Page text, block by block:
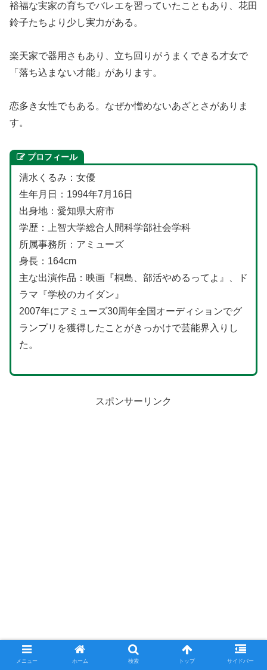
裕福な実家の育ちでバレエを習っていたこともあり、花田
鈴子たちより少し実力がある。
楽天家で器用さもあり、立ち回りがうまくできる才女で
「落ち込まない才能」があります。
恋多き女性でもある。なぜか憎めないあざとさがありま
す。
プロフィール
清水くるみ：女優
生年月日：1994年7月16日
出身地：愛知県大府市
学歴：上智大学総合人間科学部社会学科
所属事務所：アミューズ
身長：164cm
主な出演作品：映画『桐島、部活やめるってよ』、ド
ラマ『学校のカイダン』
2007年にアミューズ30周年全国オーディションでグ
ランプリを獲得したことがきっかけで芸能界入りし
た。
スポンサーリンク
メニュー ホーム 検索 トップ サイドバー